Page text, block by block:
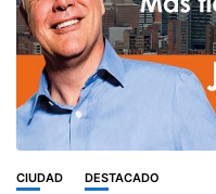
CIUDAD DESTACADO